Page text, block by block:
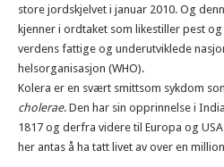
store jordskjelvet i januar 2010. Og
kjenner i ordtaket som likestiller pest
verdens fattige og underutviklede
helsorganisasjon (WHO).
Kolera er en svært smittsom sykdom
cholerae. Den har sin opprinnelse i
1817 og derfra videre til Europa og
her antas å ha tatt livet av over en